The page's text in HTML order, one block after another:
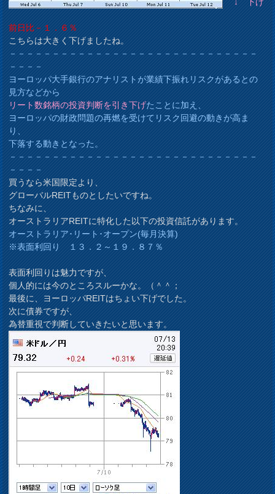
前日比－１．６％
こちらは大きく下げましたね。
－－－－－－－－－－－－－－－－－－－－－－－－－－－－－
－－－－
ヨーロッパ大手銀行のアナリストが業績下振れリスクがあるとの
見方などから
リート数銘柄の投資判断を引き下げたことに加え、
ヨーロッパの財政問題の再燃を受けてリスク回避の動きが高ま
り、
下落する動きとなった。
－－－－－－－－－－－－－－－－－－－－－－－－－－－－－
－－－－
買うなら米国限定より、
グローバルREITものとしたいですね。
ちなみに、
オーストラリアREITに特化した以下の投資信託があります。
オーストラリア･リート･オープン(毎月決算)
※表面利回り １３．２～１９．８７％
表面利回りは魅力ですが、
個人的には今のところスルーかな。（＾＾；
最後に、ヨーロッパREITはちょい下げでした。
次に債券ですが、
為替重視で判断していきたいと思います。